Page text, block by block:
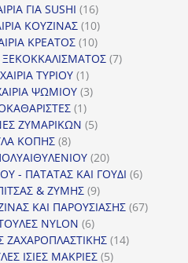
ΓΙΑ SUSHI 1616
προϊόντα
ΚΟΥΖΙΝΑΣ 1010
προϊόντα
ΚΡΕΑΤΟΣ 1010
προϊόντα
ΞΕΚΟΚΚΑΛΙΣΜΑΤΟΣ 77
ΤΥΡΙΟΥ 11
προϊόν
ΨΩΜΙΟΥ 33
11
προϊόν
ΖΥΜΑΡΙΚΩΝ 55
ΚΟΠΗΣ 88
προϊόντα
2020
προϊόντα
- ΠΑΤΑΤΑΣ ΚΑΙ ΓΟΥΔΙ 66
& ΖΥΜΗΣ 99
προϊόντα
ΚΑΙ ΠΑΡΟΥΣΙΑΣΗΣ 6767
NYLON 66
προϊόντα
ΖΑΧΑΡΟΠΛΑΣΤΙΚΗΣ 1414
ΙΣΙΕΣ ΜΑΚΡΙΕΣ 55